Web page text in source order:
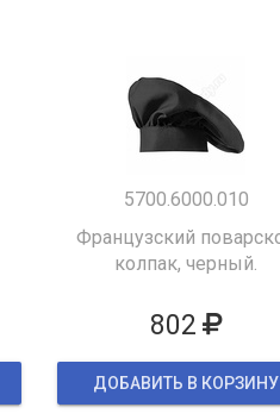
5700.6000.010
Французский
колпак, черный.
802
ДОБАВИТЬ В КОРЗИНУ